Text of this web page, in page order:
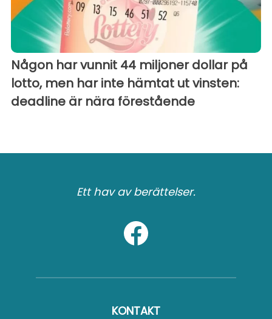
Någon har vunnit 44 miljoner dollar på
lotto, men har inte hämtat ut vinsten:
deadline är nära förestående
Ett hav av berättelser.
KONTAKT